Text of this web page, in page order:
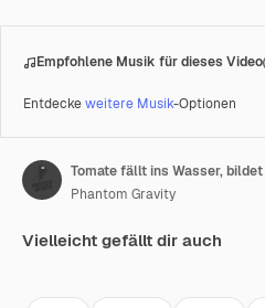
Empfohlene Musik für dieses Video
Entdeckeweitere Musik-Optionen
Phantom Gravity
Vielleicht gefällt dir auch